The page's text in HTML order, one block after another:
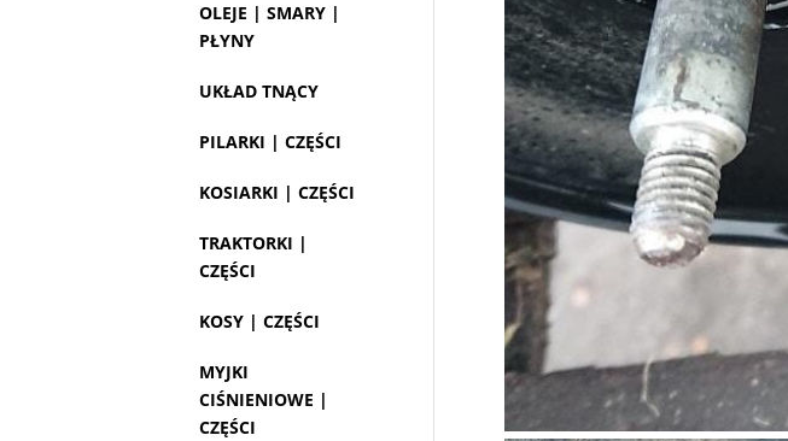
OLEJE | SMARY |
PŁYNY
UKŁAD TNĄCY
PILARKI | CZĘŚCI
KOSIARKI | CZĘŚCI
TRAKTORKI |
CZĘŚCI
KOSY | CZĘŚCI
MYJKI
CIŚNIENIOWE |
CZĘŚCI